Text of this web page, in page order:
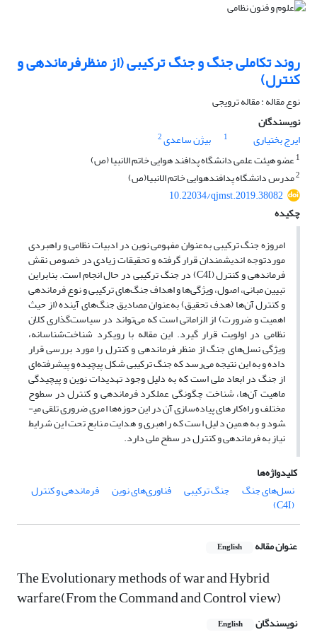
روند تکاملی جنگ و جنگ ترکیبی (از منظرفرماندهی و
کنترل)
نوع مقاله : مقاله ترویجی
نویسندگان
ایرج بختیاری
1 بیژن ساعدی2
1عضو هیئت علمی دانشگاه پدافند هوایی خاتم الانبیا (ص)
2مدرس دانشگاه پدافندهوایی خاتم الانبیا(ص)
10.22034/qjmst.2019.38082
چکیده
امروزه جنگ ترکیبی به‌عنوان مفهومی نوین در ادبیات نظامی و راهبردی
موردتوجه اندیشمندان قرار گرفته و تحقیقات زیادی در خصوص نقش
فرماندهی و کنترل (C4I) در جنگ ترکیبی در حال انجام است. بنابراین
تبیین مبانی، اصول، ویژگی‌ها و اهداف جنگ‌های ترکیبی و نوع فرماندهی
و کنترل آن‌ها (هدف تحقیق) به‌عنوان مصادیق جنگ‌های آینده (از حیث
اهمیت و ضرورت) از الزاماتی است که می‌تواند در سیاست‌گذاری کلان
نظامی در اولویت قرار گیرد. این مقاله با رویکرد شناخت‌شناسانه،
ویژگی نسل‌های جنگ از منظر فرماندهی و کنترل را مورد بررسی قرار
داده و به این نتیجه می‌رسد که جنگ ترکیبی شکل پیچیده و پیشرفته‌ای
از جنگ در ابعاد ملی است که به دلیل وجود تهدیدات نوین و پیچیدگی
ماهیت آن‌ها، شناخت چگونگی عملکرد فرماندهی و کنترل در سطوح
مختلف و راه‌کارهای پیاده‌سازی آن در این حوزه‌ها امری ضروری تلقی می­
شود و به همین دلیل است که راهبری و هدایت منابع تحت این شرایط
نیاز به فرماندهی و کنترل در سطح ملی دارد.
کلیدواژه‌ها
نسل‌های جنگ
جنگ ترکیبی فناوری‌های نوین فرماندهی و کنترل
(C4I)
عنوان مقاله English
The Evolutionary methods of war and Hybrid
warfare(From the Command and Control view)
نویسندگان English